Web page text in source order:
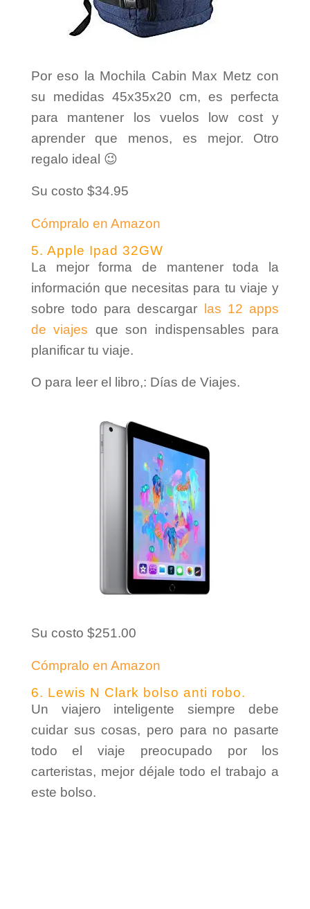
Por eso la Mochila Cabin Max Metz con
su medidas 45x35x20 cm, es perfecta
para mantener los vuelos low cost y
aprender que menos, es mejor. Otro
regalo ideal 😉
Su costo $34.95
Cómpralo en Amazon
5. Apple Ipad 32GW
La mejor forma de mantener toda la
información que necesitas para tu viaje y
sobre todo para descargar
las 12 apps
de viajes que son indispensables para
planificar tu viaje.
O para leer el libro,: Días de Viajes.
Su costo $251.00
Cómpralo en Amazon
6. Lewis N Clark bolso anti robo.
Un viajero inteligente siempre debe
cuidar sus cosas, pero para no pasarte
todo el viaje preocupado por los
carteristas, mejor déjale todo el trabajo a
este bolso.